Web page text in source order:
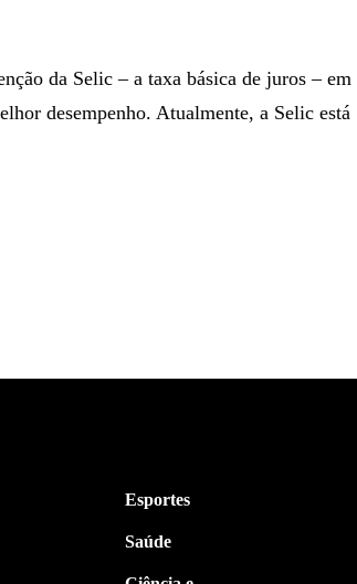
da Selic – a taxa básica de juros – em
desempenho. Atualmente, a Selic está
Esportes
Saúde